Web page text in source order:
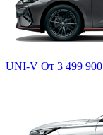
UNI-V От 3 499 900